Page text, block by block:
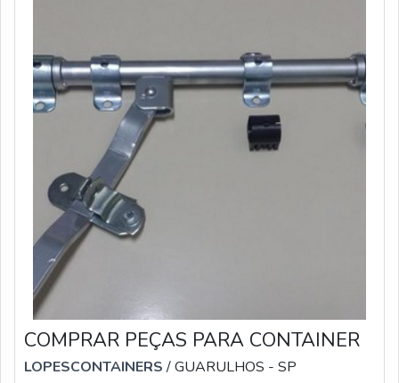
COMPRAR PEÇAS PARA CONTAINER
LOPESCONTAINERS/ GUARULHOS - SP